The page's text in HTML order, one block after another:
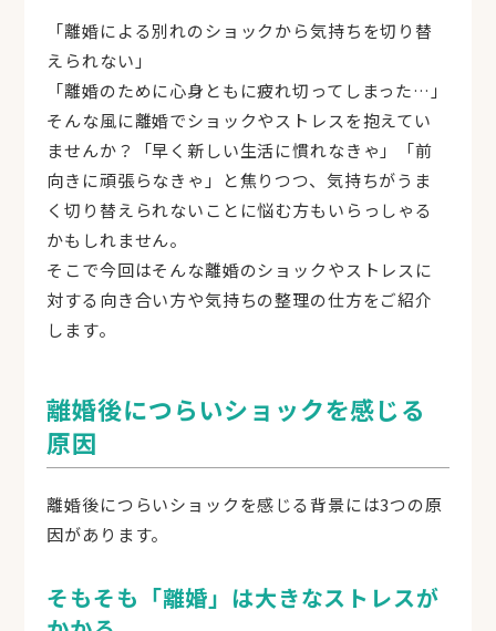
「離婚による別れのショックから気持ちを切り替
えられない」
「離婚のために心身ともに疲れ切ってしまった…」
そんな風に離婚でショックやストレスを抱えてい
ませんか？「早く新しい生活に慣れなきゃ」「前
向きに頑張らなきゃ」と焦りつつ、気持ちがうま
く切り替えられないことに悩む方もいらっしゃる
かもしれません。
そこで今回はそんな離婚のショックやストレスに
対する向き合い方や気持ちの整理の仕方をご紹介
します。
離婚後につらいショックを感じる
原因
離婚後につらいショックを感じる背景には3つの原
因があります。
そもそも「離婚」は大きなストレスが